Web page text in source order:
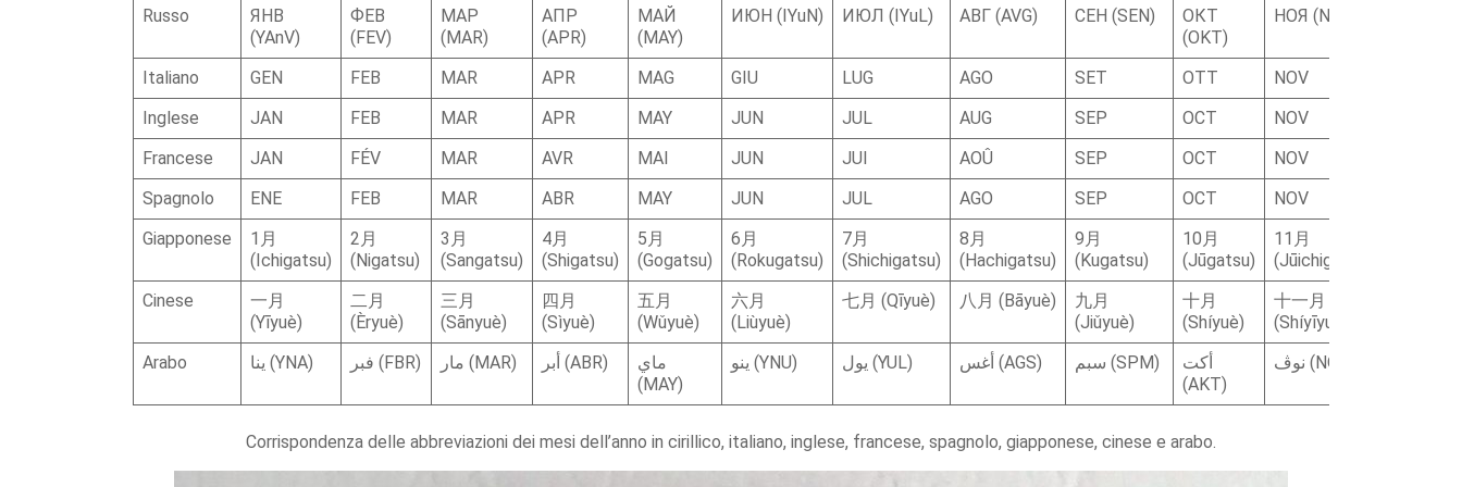
Russo
ЯНВ
(YAnV)
ФЕВ
(FEV)
МАР
(MAR)
АПР
(APR)
МАЙ
(MAY)
ИЮН (IYuN) ИЮЛ (IYuL) АВГ (AVG) СЕН (SEN)
ОКТ
(OKT)
НОЯ (NOYa)
Italiano GEN FEB MAR APR MAG GIU LUG AGO SET OTT NOV
Inglese
JAN FEB MAR APR MAY JUN JUL AUG SEP OCT NOV
Francese
JAN FÉV MAR AVR MAI JUN JUI AOÛ SEP OCT NOV
Spagnolo
ENE FEB MAR ABR MAY JUN JUL AGO SEP OCT NOV
Giapponese
1月
(Ichigatsu)
2月
(Nigatsu)
3月
(Sangatsu)
4月
(Shigatsu)
5月
(Gogatsu)
6月
(Rokugatsu)
7月
(Shichigatsu)
8月
(Hachigatsu)
9月
(Kugatsu)
10月
(Jūgatsu)
11月
(Jūichigatsu)
Cinese
一月
(Yīyuè)
二月
(Èryuè)
三月
(Sānyuè)
四月
(Sìyuè)
五月
(Wǔyuè)
六月
(Liùyuè)
七月 (Qīyuè) 八月 (Bāyuè)
九月
(Jiǔyuè)
十月
(Shíyuè)
十一月
(Shíyīyuè)
Arabo
ينا (YNA) فبر (FBR) مار (MAR) أبر (ABR)
ماي
(MAY)
ينو (YNU) يول (YUL) أغس (AGS) سبم (SPM)
أكت
(AKT)
نوڤ (NOV)
Corrispondenza delle abbreviazioni dei mesi dell’anno in cirillico, italiano, inglese, francese, spagnolo, giapponese, cinese e arabo.